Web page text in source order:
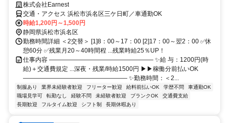
株式会社Earnest
交通・アクセス 浜松市浜名区三ケ日町／車通勤OK
時給1,200円～1,500円
静岡県浜松市浜名区
勤務時間詳細 ＜2交替＞ [1]8：00～17：00 [2]17：00～翌2：00 ✅休
憩60分 ✅残業月20～40時間程 ...残業時給25％UP！
仕事内容 ――――――――――――――――― ✨給 与：1200円(時
給)＋交通費規定 ...深夜・残業/時給1500円 ▶▶稼働分前払いOK
――――――――――――――――― ✨勤務時間：＜2...
制服あり 業界未経験者歓迎 フリーター歓迎 給料前払いOK 学歴不問
車通勤OK
職場見学可
転勤なし 経験不問 未経験者歓迎 ブランクOK
交通費支給
長期歓迎
フルタイム歓迎 シフト制 長期休暇あり